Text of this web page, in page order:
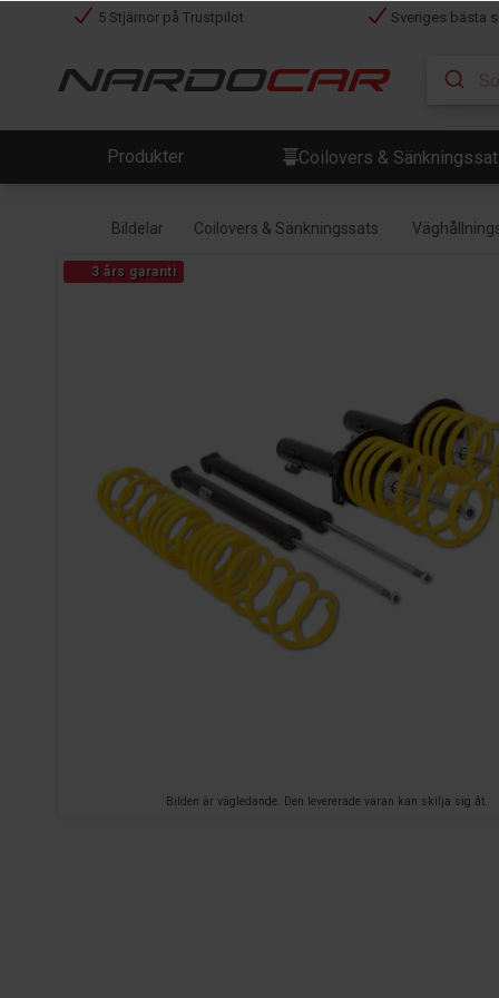
5 Stjärnor på Trustpilot Sveriges bästa
Produkter Coilovers &
Bildelar Coilovers & Sänkningssats
Bilden är vägledande. Den levererade varan kan skilja sig åt.
3 års garanti